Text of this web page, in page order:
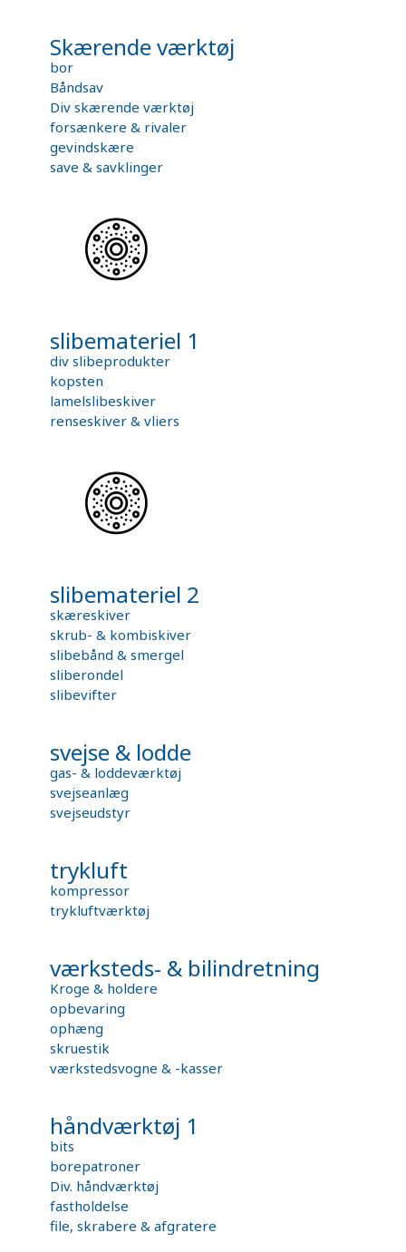
Skærende værktøj
bor
Båndsav
Div skærende værktøj
forsænkere & rivaler
gevindskære
save & savklinger
slibemateriel 1
div slibeprodukter
kopsten
lamelslibeskiver
renseskiver & vliers
slibemateriel 2
skæreskiver
skrub- & kombiskiver
slibebånd & smergel
sliberondel
slibevifter
svejse & lodde
gas- & loddeværktøj
svejseanlæg
svejseudstyr
trykluft
kompressor
trykluftværktøj
værksteds- & bilindretning
Kroge & holdere
opbevaring
ophæng
skruestik
værkstedsvogne & -kasser
håndværktøj 1
bits
borepatroner
Div. håndværktøj
fastholdelse
file, skrabere & afgratere